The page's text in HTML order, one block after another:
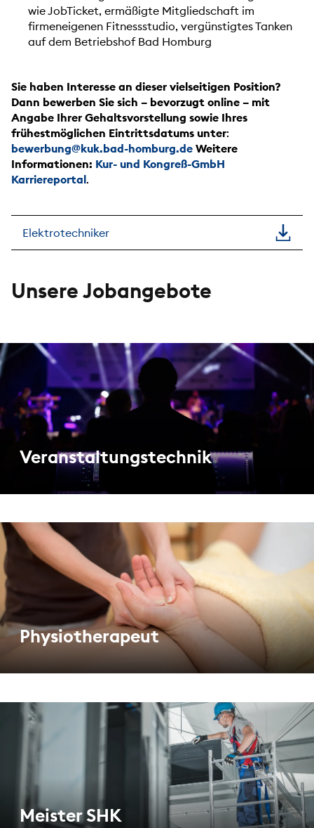
wie JobTicket, ermäßigte Mitgliedschaft im
firmeneigenen Fitnessstudio, vergünstigtes Tanken
auf dem Betriebshof Bad Homburg
Sie haben Interesse an dieser vielseitigen Position?
Dann bewerben Sie sich – bevorzugt online – mit
Angabe Ihrer Gehaltsvorstellung sowie Ihres
frühestmöglichen Eintrittsdatums unter:
bewerbung@kuk.bad-homburg.de Weitere
Informationen: Kur- und Kongreß-GmbH
Karriereportal.
Elektrotechniker
Unsere Jobangebote
Veranstaltungstechnik
Physiotherapeut
Meister SHK